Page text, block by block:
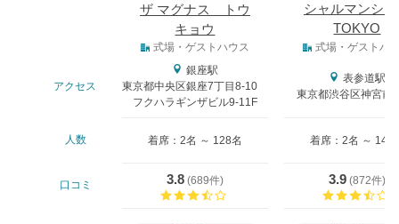
ザ マグナス トウ
キョウ
シャルマンシ
TOKYO
式場・ゲストハウス 式場・ゲストハ
アクセス
銀座駅
東京都中央区銀座7丁目8-10
フクハラギンザビル9-11F
表参道駅
東京都渋谷区神宮前
人数 着席：2名 ～ 128名 着席：2名 ～ 140
口コミ 3.8 (689件)
3.9 (872件)